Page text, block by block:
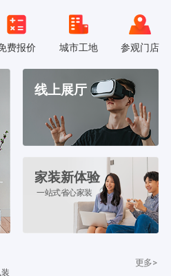
费报价 城市工地 参观门店
线上展厅
家装新体验
一站式省心家装
更多>